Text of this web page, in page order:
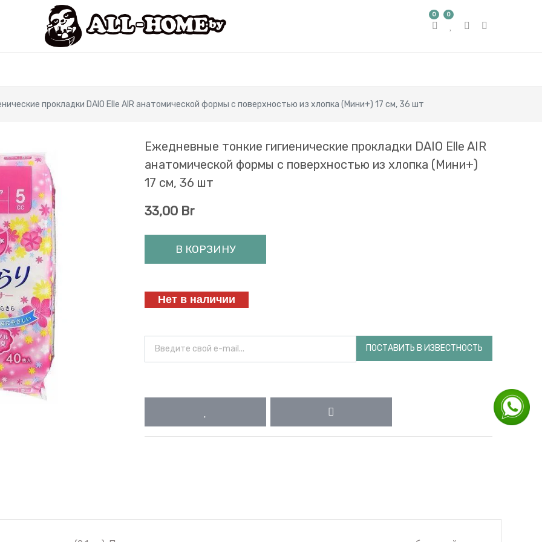
0 0
прокладки DAIO Elle AIR анатомической формы с поверхностью из хлопка (Мини+) 17 см, 36 шт
Ежедневные тонкие гигиенические прокладки DAIO Elle AIR
анатомической формы с поверхностью из хлопка (Мини+)
17 см, 36 шт
33,00 Br
В КОРЗИНУ
Нет в наличии
ПОСТАВИТЬ В ИЗВЕСТНОСТЬ